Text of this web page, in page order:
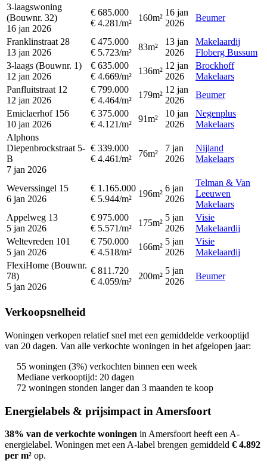
3-laagswoning
(Bouwnr. 32)
16 jan 2026
€ 685.000
€ 4.281/m²
160m²
16 jan
2026
Beumer
Franklinstraat 28
13 jan 2026
€ 475.000
€ 5.723/m²
83m²
13 jan
2026
Makelaardij
Floberg Bussum
3-laags (Bouwnr. 1)
12 jan 2026
€ 635.000
€ 4.669/m²
136m²
12 jan
2026
Brockhoff
Makelaars
Panfluitstraat 12
12 jan 2026
€ 799.000
€ 4.464/m²
179m²
12 jan
2026
Beumer
Emiclaerhof 156
10 jan 2026
€ 375.000
€ 4.121/m²
91m²
10 jan
2026
Negenplus
Makelaars
Alphons
Diepenbrockstraat 5-
B
7 jan 2026
€ 339.000
€ 4.461/m²
76m²
7 jan
2026
Nijland
Makelaars
Weverssingel 15
6 jan 2026
€ 1.165.000
€ 5.944/m²
196m²
6 jan
2026
Telman & Van
Leeuwen
Makelaars
Appelweg 13
5 jan 2026
€ 975.000
€ 5.571/m²
175m²
5 jan
2026
Visie
Makelaardij
Weltevreden 101
5 jan 2026
€ 750.000
€ 4.518/m²
166m²
5 jan
2026
Visie
Makelaardij
FlexiHome (Bouwnr.
78)
5 jan 2026
€ 811.720
€ 4.059/m²
200m²
5 jan
2026
Beumer
Verkoopsnelheid
Woningen verkopen relatief snel met een gemiddelde verkooptijd
van 20 dagen. Van alle verkochte woningen in het afgelopen jaar:
55 woningen (3%) verkochten binnen een week
Mediane verkooptijd: 20 dagen
72 woningen stonden langer dan 3 maanden te koop
Energielabels & prijsimpact in Amersfoort
38% van de verkochte woningen in Amersfoort heeft een A-
energielabel. Woningen met een A-label brengen gemiddeld € 4.892
per m² op.